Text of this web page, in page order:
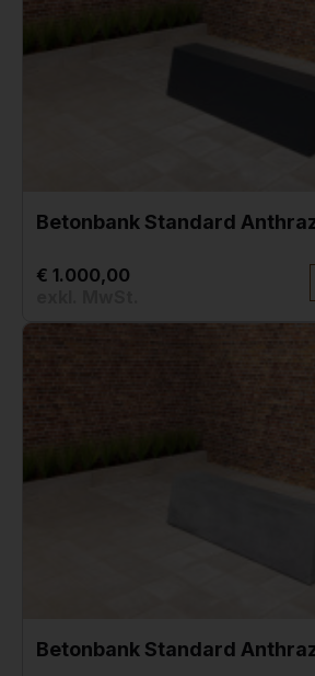
Betonbank Standard
€ 1.000,00
Betonbank Standard